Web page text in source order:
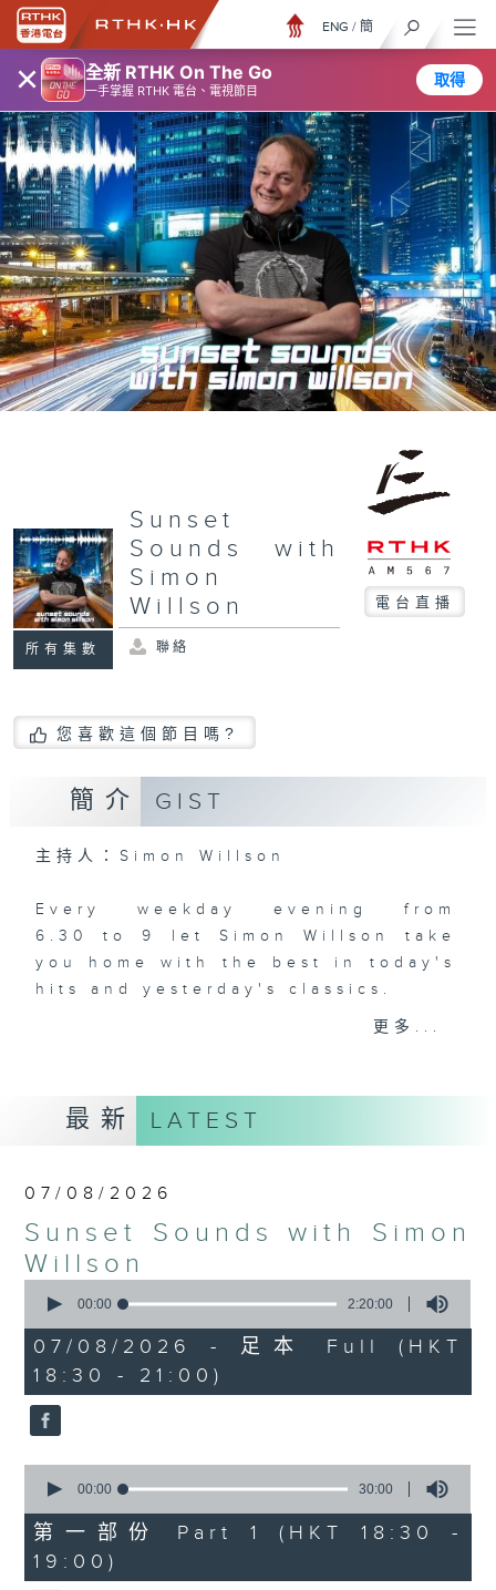
× 全新 RTHK On The Go
一手掌握 RTHK 電台、電視節目
取得
ENG / 簡
所有集數
Sunset
Sounds with
Simon
Willson
電台直播
聯絡
您喜歡這個節目嗎?
簡介 GIST
主持人：Simon Willson
Every weekday evening from
6.30 to 9 let Simon Willson take
you home with the best in today's
hits and yesterday's classics.
更多...
最新 LATEST
07/08/2026
Sunset Sounds with Simon
Willson
seconds
2
hours,
20
minutes,
0
seconds
00:00 2:20:00
07/08/2026 - 足本 Full (HKT
18:30 - 21:00)
seconds
30
minutes,
0
seconds
00:00 30:00
第一部份 Part 1 (HKT 18:30 -
19:00)